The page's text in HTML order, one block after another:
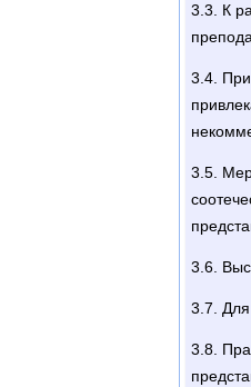
3.3. К
3.4.
3.5.
3.6.
3.7.
3.8.